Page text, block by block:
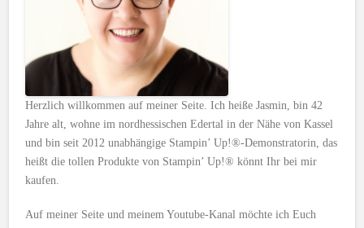
Herzlich willkommen auf meiner Seite. Ich heiße Jasmin, bin 42
Jahre alt, wohne im nordhessischen Edertal in der Nähe von Kassel
und bin seit 2012 unabhängige Stampin’ Up!®-Demonstratorin, das
heißt die tollen Produkte von Stampin’ Up!® könnt Ihr bei mir
kaufen.
Auf meiner Seite und meinem Youtube-Kanal möchte ich Euch